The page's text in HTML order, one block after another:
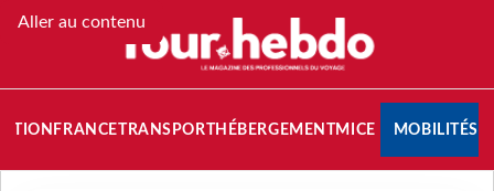
Aller au contenu
FRANCETRANSPORT HÉBERGEMENTMICE MOBILITÉS